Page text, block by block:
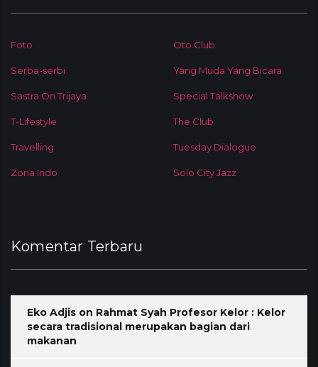
Foto Oto Club
Serba-serbi Yang Muda Yang Bicara
Sastra On Trijaya Special Talkshow
T-Lifestyle The Club
Travelling Tuesday Dialogue
Zona Indo Solo City Jazz
Komentar Terbaru
Eko Adjis on Rahmat Syah Profesor Kelor : Kelor
secara tradisional merupakan bagian dari
makanan